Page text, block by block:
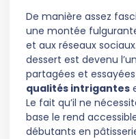
De manière assez
une montée
et aux réseaux
dessert est devenu
partagées et
qualités intrigantes
Le fait qu’il ne
base le rend
débutants en